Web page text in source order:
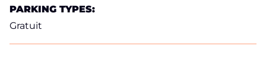
PARKING TYPES:
Gratuit